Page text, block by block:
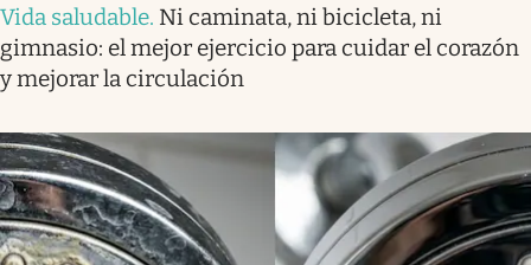
Vida saludable. Ni caminata, ni bicicleta, ni
gimnasio: el mejor ejercicio para cuidar el corazón
y mejorar la circulación